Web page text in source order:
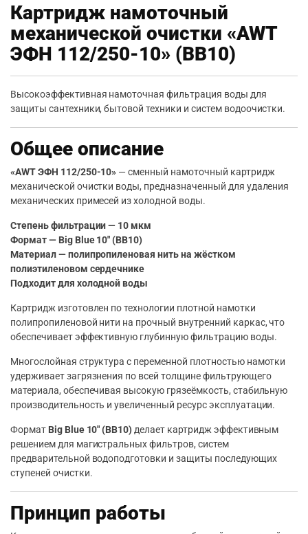
Картридж намоточный
механической очистки «AWT
ЭФН 112/250-10» (BB10)
Высокоэффективная намоточная фильтрация воды для
защиты сантехники, бытовой техники и систем водоочистки.
Общее описание
«AWT ЭФН 112/250-10» — сменный намоточный картридж
механической очистки воды, предназначенный для удаления
механических примесей из холодной воды.
Степень фильтрации — 10 мкм
Формат — Big Blue 10″ (BB10)
Материал — полипропиленовая нить на жёстком
полиэтиленовом сердечнике
Подходит для холодной воды
Картридж изготовлен по технологии плотной намотки
полипропиленовой нити на прочный внутренний каркас, что
обеспечивает эффективную глубинную фильтрацию воды.
Многослойная структура с переменной плотностью намотки
удерживает загрязнения по всей толщине фильтрующего
материала, обеспечивая высокую грязеёмкость, стабильную
производительность и увеличенный ресурс эксплуатации.
Формат Big Blue 10″ (BB10) делает картридж эффективным
решением для магистральных фильтров, систем
предварительной водоподготовки и защиты последующих
ступеней очистки.
Принцип работы